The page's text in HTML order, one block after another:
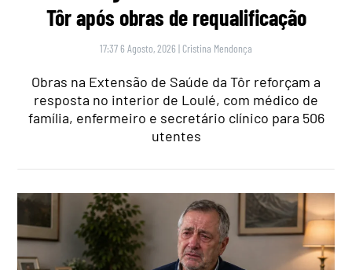
Tôr após obras de requalificação
17:37 6 Agosto, 2026 | Cristina Mendonça
Obras na Extensão de Saúde da Tôr reforçam a
resposta no interior de Loulé, com médico de
família, enfermeiro e secretário clínico para 506
utentes